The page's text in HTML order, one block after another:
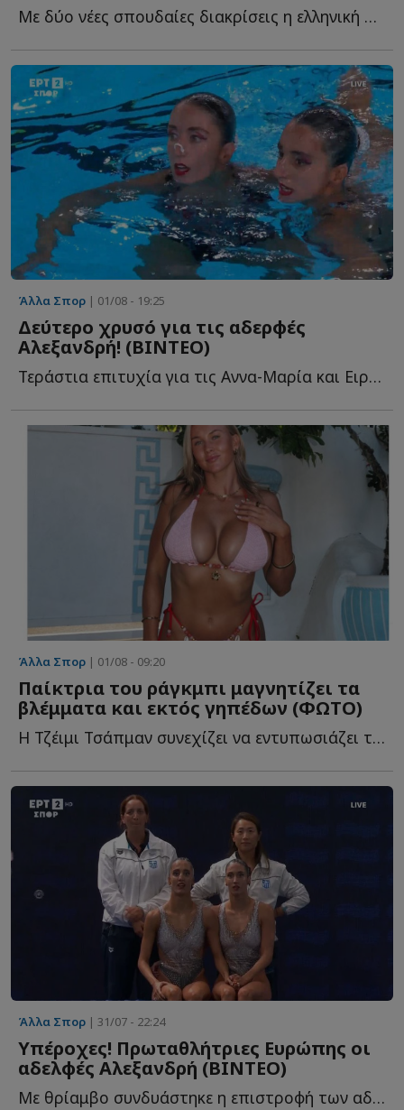
Με δύο νέες σπουδαίες διακρίσεις η ελληνική αποστολή σ...
Άλλα Σπορ | 01/08 - 19:25
Δεύτερο χρυσό για τις αδερφές
Αλεξανδρή! (ΒΙΝΤΕΟ)
Τεράστια επιτυχία για τις Αννα-Μαρία και Ειρήνη Αλεξανδρή, στο Ε�...
Άλλα Σπορ | 01/08 - 09:20
Παίκτρια του ράγκμπι μαγνητίζει τα
βλέμματα και εκτός γηπέδων (ΦΩΤΟ)
Η Τζέιμι Τσάπμαν συνεχίζει να εντυπωσιάζει τόσο με τ...
Άλλα Σπορ | 31/07 - 22:24
Υπέροχες! Πρωταθλήτριες Ευρώπης οι
αδελφές Αλεξανδρή (ΒΙΝΤΕΟ)
Με θρίαμβο συνδυάστηκε η επιστροφή των αδελφών Αλεξανδρή μ...